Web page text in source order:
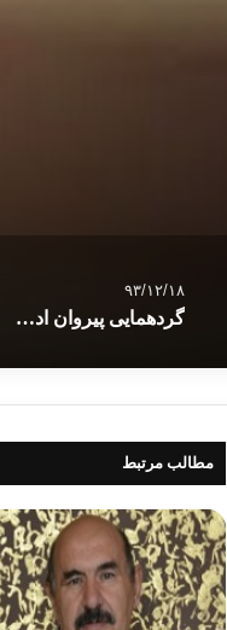
۹۳/۱۲/۱۸
گردهمایی پیروان ادیان در کانادا برای شناخت اسلام
مطالب مرتبط